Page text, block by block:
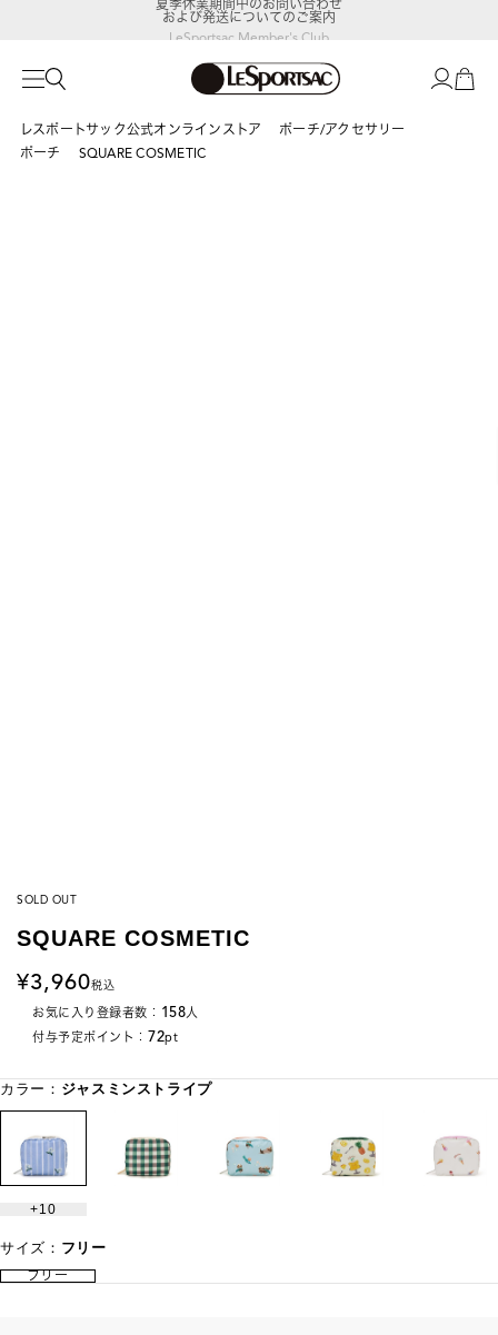
LeSportsac Member's Club
ポイントアップキャンペーン開催中
および発送についてのご案内
レスポートサック公式オンラインストア
ポーチ/アクセサリー
ポーチ
SQUARE COSMETIC
SOLD OUT
SQUARE COSMETIC
3,960税込
お気に入り登録者数： 158人
付与予定ポイント： 72pt
カラー： ジャスミンストライプ
10
サイズ： フリー
フリー